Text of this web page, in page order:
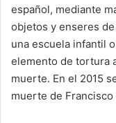
español, mediante
objetos y enseres
una escuela infantil
elemento de tortura
muerte. En el 2015
muerte de